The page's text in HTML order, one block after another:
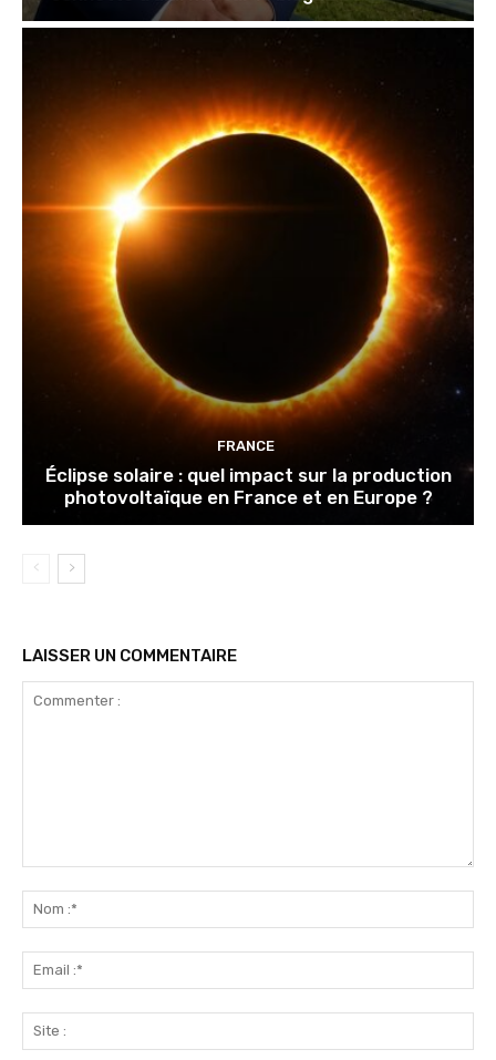
FRANCE
Éclipse solaire : quel impact sur la production
photovoltaïque en France et en Europe ?
LAISSER UN COMMENTAIRE